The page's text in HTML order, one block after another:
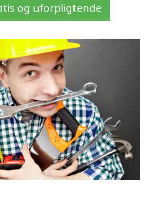
og uforpligtende